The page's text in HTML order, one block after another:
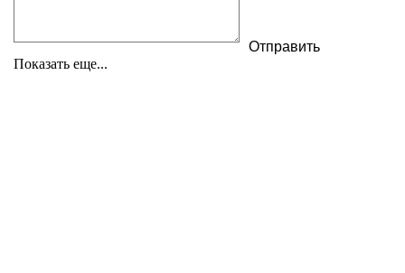
Показать еще...